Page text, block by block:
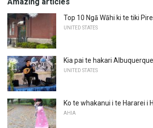
Top 10 Ngā Wāhi ki te tiki
UNITED STATES
Kia pai te hakari
UNITED STATES
Ko te whakanui i te Hararei i
AHIA